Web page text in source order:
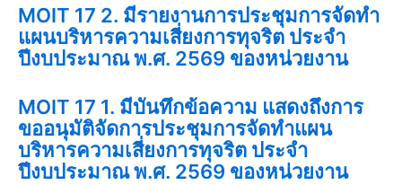
MOIT 17 2. มีรายงานการประชุมการจัดทำ
แผนบริหารความเสี่ยงการทุจริต ประจำ
ปีงบประมาณ พ.ศ. 2569 ของหน่วยงาน
MOIT 17 1. มีบันทึกข้อความ แสดงถึงการ
ขออนุมัติจัดการประชุมการจัดทำแผน
บริหารความเสี่ยงการทุจริต ประจำ
ปีงบประมาณ พ.ศ. 2569 ของหน่วยงาน